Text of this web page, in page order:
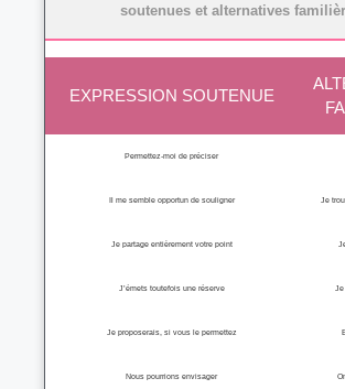
soutenues et alternatives
EXPRESSION SOUTENUE
Permettez-moi de préciser
Il me semble opportun de souligner Je
Je partage entièrement votre point
J’émets toutefois une réserve
Je proposerais, si vous le permettez
Nous pourrions envisager